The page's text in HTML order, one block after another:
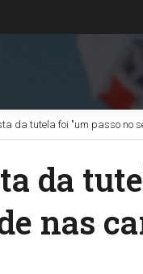
da tutela foi "um passo no
da
nas